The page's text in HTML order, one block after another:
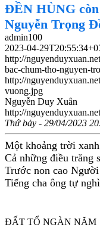
ĐỀN HÙNG
Nguyễn Trọng
admin100
2023-04-
http://
bac-chum-tho-nguyen-
http://
vuong.jpg
Nguyễn Duy Xuân
http://
Thứ bảy - 29/04/2023
Một khoảng trời
Cả những điều trăng
Trước non cao
Tiếng cha ông tự
ĐẤT TỔ NGÀN NĂM